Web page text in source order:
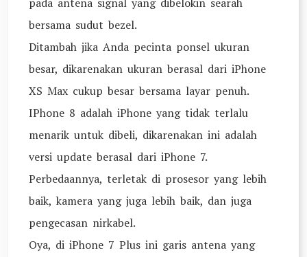
bersama sudut bezel.
Ditambah jika Anda pecinta ponsel ukuran
besar, dikarenakan ukuran berasal dari iPhone
XS Max cukup besar bersama layar penuh.
IPhone 8 adalah iPhone yang tidak terlalu
menarik untuk dibeli, dikarenakan ini adalah
versi update berasal dari iPhone 7.
Perbedaannya, terletak di prosesor yang lebih
baik, kamera yang juga lebih baik, dan juga
pengecasan nirkabel.
Oya, di iPhone 7 Plus ini garis antena yang